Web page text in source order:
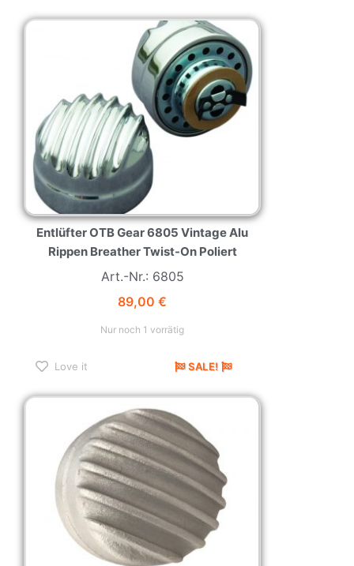
Entlüfter OTB Gear 6805 Vintage Alu
Rippen Breather Twist-On Poliert
Art.-Nr.: 6805
89,00 €
Nur noch 1 vorrätig
Love it SALE!